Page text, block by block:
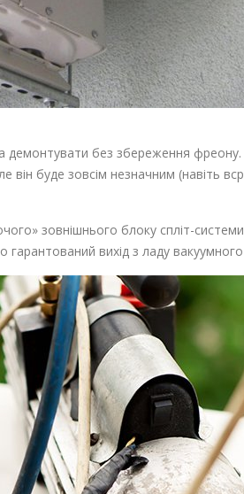
без збереження
буде зовсім незначним (навіть
зовнішнього блоку спліт-системи
вихід з ладу